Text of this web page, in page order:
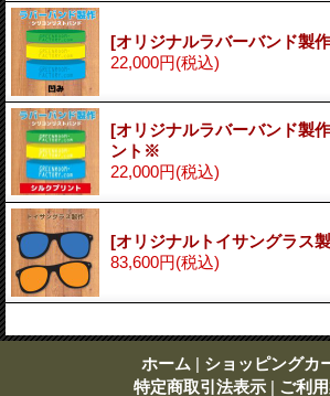
[オリジナルラバーバンド製
22,000円(税込)
[オリジナルラバーバンド製
ント※
22,000円(税込)
[オリジナルトイサングラス
83,600円(税込)
ホーム | ショッピングカ
特定商取引法表示 | ご利